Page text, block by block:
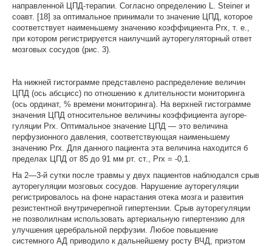
направленной ЦПД-терапии. Согласно определению L. Steiner и
соавт. [18] за оптимальное принимали то значение ЦПД, которое
соответствует наименьшему значению коэффициента Prx, т. е.,
при котором регистрируется наилучший ауторегуляторный ответ
мозговых сосудов (рис. 3).
На нижней гистограмме представлено распределение величин
ЦПД (ось абсцисс) по отношению к длительности мониторинга
(ось ординат, % времени мониторинга). На верхней гистограмме
значения ЦПД относительное величины коэффициента аугоре-
гуляции Prx. Оптимальное значение ЦПД — это величина
перфузионного давления, соответствующая наименьшему
значению Prx. Для данного пациента эта величина находится б
пределах ЦПД от 85 до 91 мм рт. ст., Prx = -0,1.
На 2—3-й сутки после травмы у двух пациентов наблюдался срыв
ауторегуляции мозговых сосудов. Нарушение ауторегуляции
регистрировалось на фоне нарастания отека мозга и развития
резистентной внутричерепной гипертензии. Срыв ауторегуляции
не позволилнам использовать артериальную гипертензию для
улучшения церебральной перфузии. Любое повышение
системного АД приводило к дальнейшему росту ВЧД, приэтом